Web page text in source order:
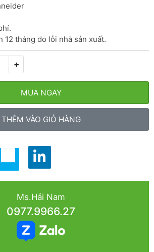
12 tháng do lỗi nhà sản xuất.
+
MUA NGAY
THÊM VÀO GIỎ HÀNG
Ms.Hải Nam
0977.9966.27